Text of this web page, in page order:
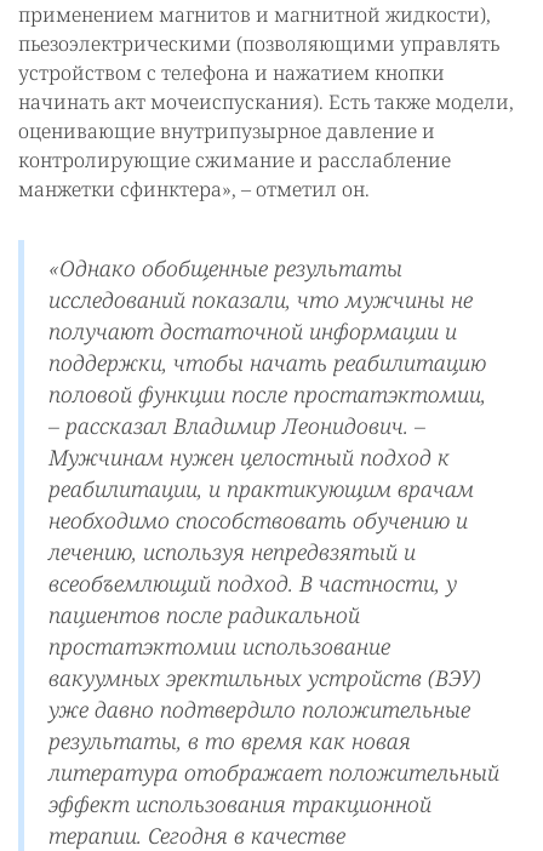
применением магнитов и магнитной жидкости),
пьезоэлектрическими (позволяющими управлять
устройством с телефона и нажатием кнопки
начинать акт мочеиспускания). Есть также модели,
оценивающие внутрипузырное давление и
контролирующие сжимание и расслабление
манжетки сфинктера», – отметил он.
«Однако обобщенные результаты
исследований показали, что мужчины не
получают достаточной информации и
поддержки, чтобы начать реабилитацию
половой функции после простатэктомии,
– рассказал Владимир Леонидович. –
Мужчинам нужен целостный подход к
реабилитации, и практикующим врачам
необходимо способствовать обучению и
лечению, используя непредвзятый и
всеобъемлющий подход. В частности, у
пациентов после радикальной
простатэктомии использование
вакуумных эректильных устройств (ВЭУ)
уже давно подтвердило положительные
результаты, в то время как новая
литература отображает положительный
эффект использования тракционной
терапии. Сегодня в качестве